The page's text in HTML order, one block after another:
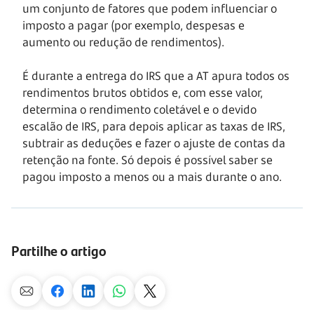
um conjunto de fatores que podem influenciar o
imposto a pagar (por exemplo, despesas e
aumento ou redução de rendimentos).
É durante a entrega do IRS que a AT apura todos os
rendimentos brutos obtidos e, com esse valor,
determina o rendimento coletável e o devido
escalão de IRS, para depois aplicar as taxas de IRS,
subtrair as deduções e fazer o ajuste de contas da
retenção na fonte. Só depois é possível saber se
pagou imposto a menos ou a mais durante o ano.
Partilhe o artigo